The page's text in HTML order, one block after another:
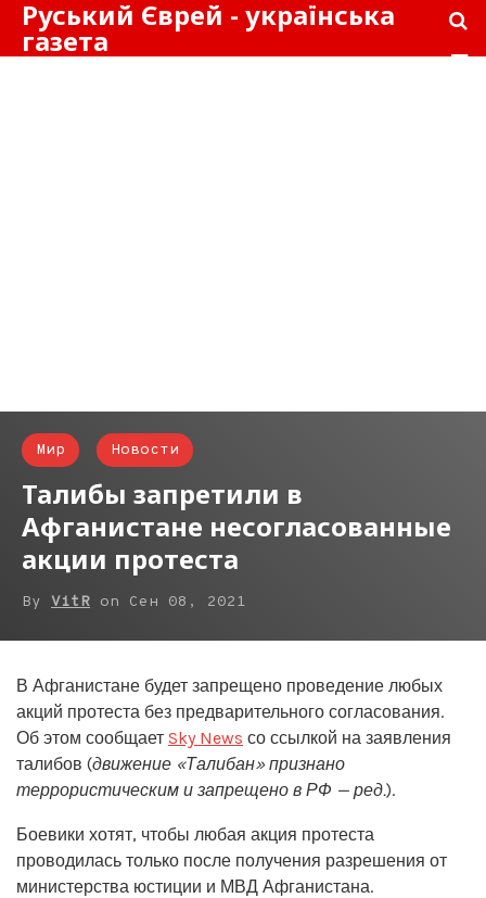
Руський Єврей - українська
газета
Мир Новости
Талибы запретили в
Афганистане несогласованные
акции протеста
By VitR on Сен 08, 2021
В Афганистане будет запрещено проведение любых
акций протеста без предварительного согласования.
Об этом сообщает Sky News со ссылкой на заявления
талибов (движение «Талибан» признано
террористическим и запрещено в РФ — ред.).
Боевики хотят, чтобы любая акция протеста
проводилась только после получения разрешения от
министерства юстиции и МВД Афганистана.